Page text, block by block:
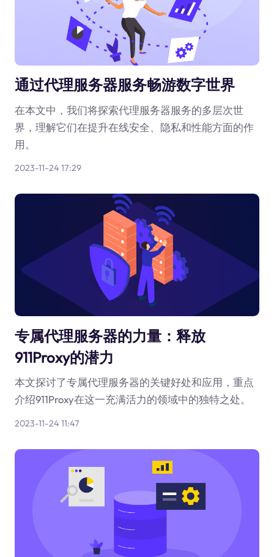
通过代理服务器服务畅游数字世界
在本文中，我们将探索代理服务器服务的多层次世
界，理解它们在提升在线安全、隐私和性能方面的作
用。
2023-11-24 17:29
专属代理服务器的力量：释放
911Proxy的潜力
本文探讨了专属代理服务器的关键好处和应用，重点
介绍911Proxy在这一充满活力的领域中的独特之处。
2023-11-24 11:47